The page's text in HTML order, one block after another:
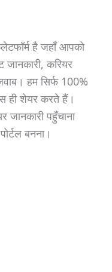
है जहाँ आपको
जानकारी, करियर
हम सिर्फ 100%
ही शेयर करते हैं।
जानकारी पहुँचाना
बनना।